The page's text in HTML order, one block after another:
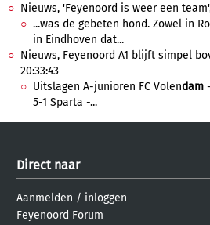
Nieuws, 'Feyenoord is weer een
...was de gebeten hond. Zowel in
in Eindhoven dat...
Nieuws, Feyenoord A1 blijft simpel
20:33:43
Uitslagen A-junioren FC Volendam
5-1 Sparta -...
Direct naar
Aanmelden / inloggen
Feyenoord Forum